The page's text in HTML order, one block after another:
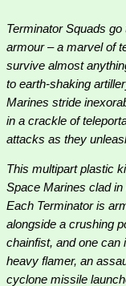
Terminator Squads
armour – a marvel of
survive almost
to earth-shaking
Marines stride
in a crackle of
attacks as they
This multipart plastic
Space Marines clad
Each Terminator is
alongside a crushing
chainfist, and one can
heavy flamer, an
cyclone missile